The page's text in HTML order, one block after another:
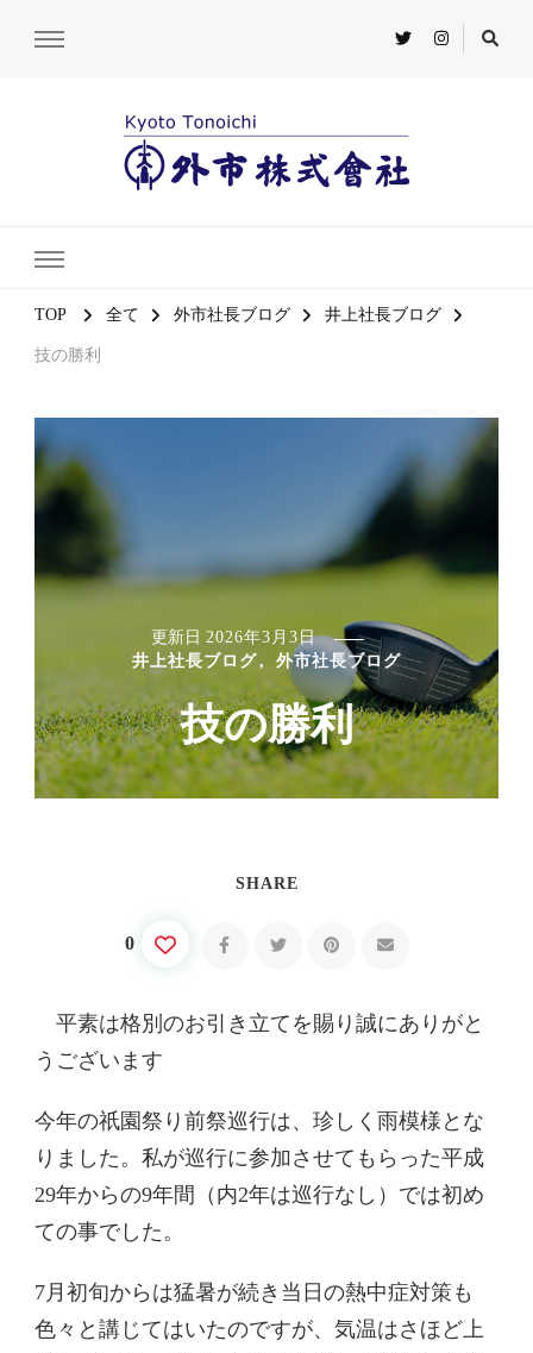
TOP 全て 外市社長ブログ 井上社長ブログ
技の勝利
更新日 2026年3月3日
井上社長ブログ
外市社長ブログ
技の勝利
SHARE
0
平素は格別のお引き立てを賜り誠にありがと
うございます
今年の祇園祭り前祭巡行は、珍しく雨模様とな
りました。私が巡行に参加させてもらった平成
29年からの9年間（内2年は巡行なし）では初め
ての事でした。
7月初旬からは猛暑が続き当日の熱中症対策も
色々と講じてはいたのですが、気温はさほど上